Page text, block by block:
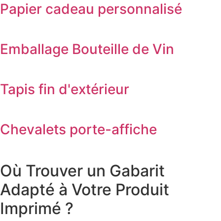
Papier cadeau personnalisé
Emballage Bouteille de Vin
Tapis fin d'extérieur
Chevalets porte-affiche
Où Trouver un Gabarit
Adapté à Votre Produit
Imprimé ?